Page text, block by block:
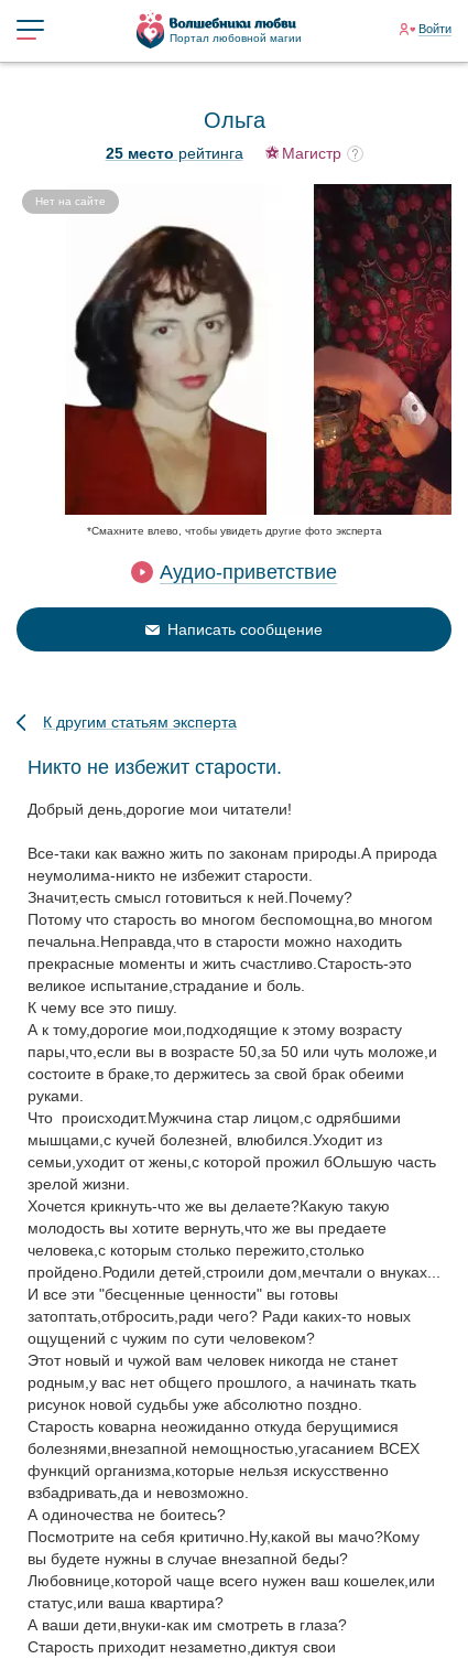
Портал любовной магии
Войти
Ольга
Нет на сайте
Магистр
25 место рейтинга
*Смахните влево, чтобы увидеть другие фото эксперта
Аудио-приветствие
Написать сообщение
К другим статьям эксперта
Никто не избежит старости.
Добрый день,дорогие мои читатели!
Все-таки как важно жить по законам природы.А природа
неумолима-никто не избежит старости.
Значит,есть смысл готовиться к ней.Почему?
Потому что старость во многом беспомощна,во многом
печальна.Неправда,что в старости можно находить
прекрасные моменты и жить счастливо.Старость-это
великое испытание,страдание и боль.
К чему все это пишу.
А к тому,дорогие мои,подходящие к этому возрасту
пары,что,если вы в возрасте 50,за 50 или чуть моложе,и
состоите в браке,то держитесь за свой брак обеими
руками.
Что происходит.Мужчина стар лицом,с одрябшими
мышцами,с кучей болезней, влюбился.Уходит из
семьи,уходит от жены,с которой прожил бОльшую часть
зрелой жизни.
Хочется крикнуть-что же вы делаете?Какую такую
молодость вы хотите вернуть,что же вы предаете
человека,с которым столько пережито,столько
пройдено.Родили детей,строили дом,мечтали о внуках...
И все эти "бесценные ценности" вы готовы
затоптать,отбросить,ради чего? Ради каких-то новых
ощущений с чужим по сути человеком?
Этот новый и чужой вам человек никогда не станет
родным,у вас нет общего прошлого, а начинать ткать
рисунок новой судьбы уже абсолютно поздно.
Старость коварна неожиданно откуда берущимися
болезнями,внезапной немощностью,угасанием ВСЕХ
функций организма,которые нельзя искусственно
взбадривать,да и невозможно.
А одиночества не боитесь?
Посмотрите на себя критично.Ну,какой вы мачо?Кому
вы будете нужны в случае внезапной беды?
Любовнице,которой чаще всего нужен ваш кошелек,или
статус,или ваша квартира?
А ваши дети,внуки-как им смотреть в глаза?
Старость приходит незаметно,диктуя свои